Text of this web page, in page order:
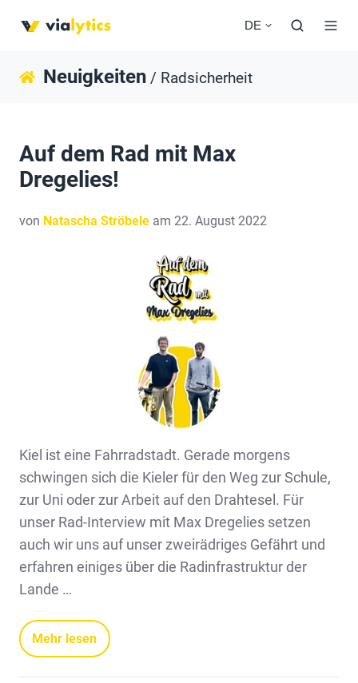
DE
Neuigkeiten / Radsicherheit
Auf dem Rad mit Max
Dregelies!
von Natascha Ströbele am 22. August 2022
Kiel ist eine Fahrradstadt. Gerade morgens
schwingen sich die Kieler für den Weg zur Schule,
zur Uni oder zur Arbeit auf den Drahtesel. Für
unser Rad-Interview mit Max Dregelies setzen
auch wir uns auf unser zweirädriges Gefährt und
erfahren einiges über die Radinfrastruktur der
Lande …
Mehr lesen